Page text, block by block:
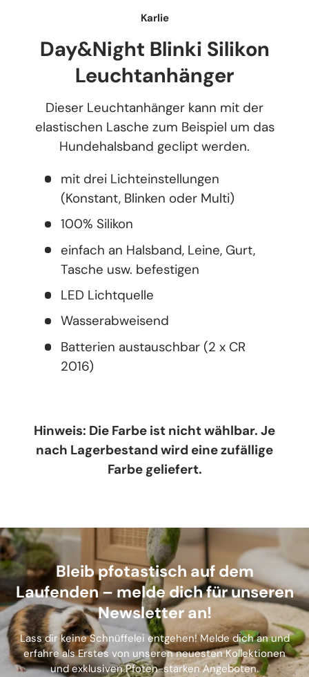
Karlie
Day&Night Blinki Silikon
Leuchtanhänger
Dieser Leuchtanhänger kann mit der
elastischen Lasche zum Beispiel um das
Hundehalsband geclipt werden.
mit drei Lichteinstellungen
(Konstant, Blinken oder Multi)
100% Silikon
einfach an Halsband, Leine, Gurt,
Tasche usw. befestigen
LED Lichtquelle
Wasserabweisend
Batterien austauschbar (2 x CR
2016)
Hinweis: Die Farbe ist nicht wählbar. Je
nach Lagerbestand wird eine zufällige
Farbe geliefert.
Bleib pfotastisch auf dem
Laufenden – melde dich für unseren
Newsletter an!
Lass dir keine Schnüffelei entgehen! Melde dich an und
erfahre als Erstes von unseren neuesten Kollektionen
und exklusiven Pfoten-starken Angeboten.